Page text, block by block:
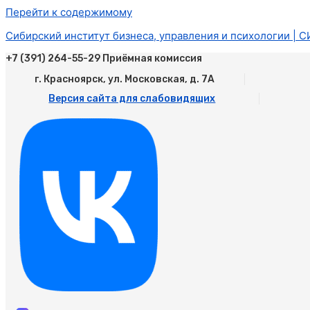
Перейти к содержимому
Сибирский институт бизнеса, управления и психологии |
+7 (391) 264-55-29 Приёмная комиссия
г. Красноярск, ул. Московская, д. 7А
Версия сайта для слабовидящих